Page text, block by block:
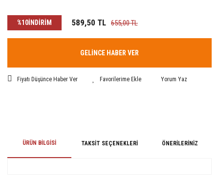
%10İNDİRİM 589,50 TL 655,00 TL
GELİNCE HABER VER
Fiyatı Düşünce Haber Ver Yorum Yaz
ÜRÜN BILGISI TAKSIT SEÇENEKLERI ÖNERILERINIZ